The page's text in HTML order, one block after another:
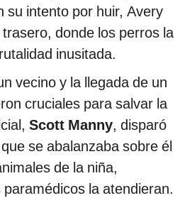
su intento por huir, Avery
donde los perros la
inusitada.
vecino y la llegada de un
cruciales para salvar la
Scott Manny, disparó
se abalanzaba sobre él
de la niña,
la atendieran.